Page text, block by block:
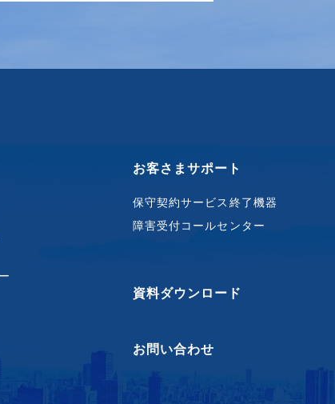
お客さまサポート
保守契約サービス終了機器
障害受付コールセンター
資料ダウンロード
お問い合わせ